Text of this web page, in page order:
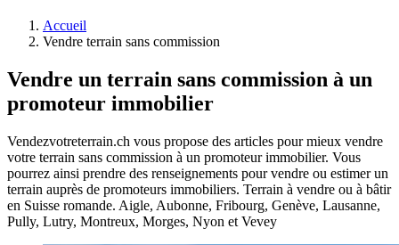
Accueil
Vendre terrain sans commission
Vendre un terrain sans commission à un
promoteur immobilier
Vendezvotreterrain.ch vous propose des articles pour mieux vendre
votre terrain sans commission à un promoteur immobilier. Vous
pourrez ainsi prendre des renseignements pour vendre ou estimer un
terrain auprès de promoteurs immobiliers. Terrain à vendre ou à bâtir
en Suisse romande. Aigle, Aubonne, Fribourg, Genève, Lausanne,
Pully, Lutry, Montreux, Morges, Nyon et Vevey